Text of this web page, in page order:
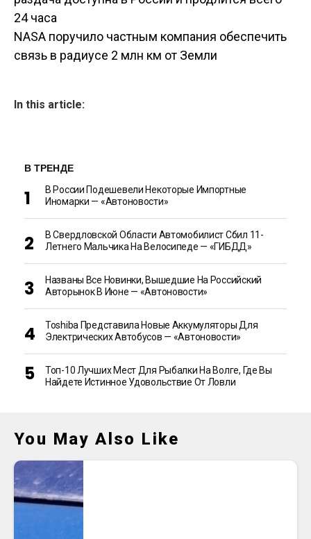
записям
24 часа
NASA поручило частным компания обеспечить
связь в радиусе 2 млн км от Земли
In this article:
В ТРЕНДЕ
В России Подешевели Некоторые Импортные
Иномарки — «Автоновости»
В Свердловской Области Автомобилист Сбил 11-
Летнего Мальчика На Велосипеде — «ГИБДД»
Названы Все Новинки, Вышедшие На Российский
Авторынок В Июне — «Автоновости»
Toshiba Представила Новые Аккумуляторы Для
Электрических Автобусов — «Автоновости»
Топ-10 Лучших Мест Для Рыбалки На Волге, Где Вы
Найдете Истинное Удовольствие От Ловли
You May Also Like